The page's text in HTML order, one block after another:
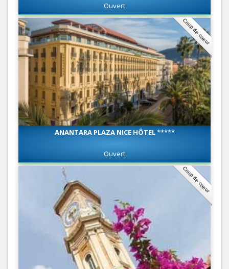
Ouvert
Coup de coeur
ANANTARA PLAZA NICE HÔTEL *****
Ouvert
Coup de coeur